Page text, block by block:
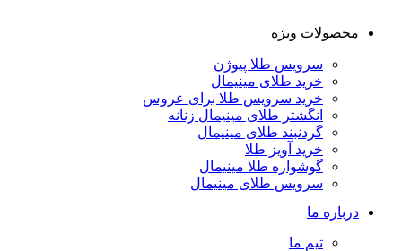
محصولات ویژه
سرویس طلا پیوژن
خرید طلای مینیمال
خرید سرویس طلا برای عروس
انگشتر طلای مینیمال زنانه
گردنبند طلای مینیمال
خرید آویز طلا
گوشواره طلا مینیمال
سرویس طلای مینیمال
درباره ما
تیم ما